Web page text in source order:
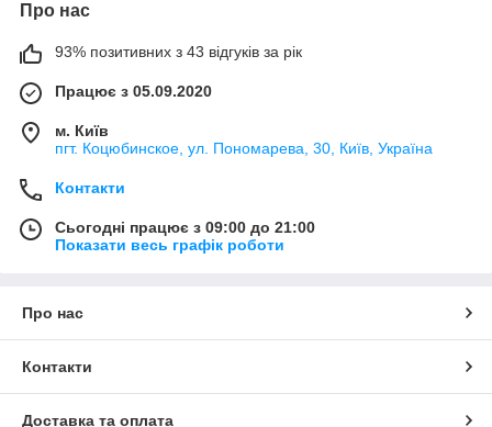
Про нас
93% позитивних з 43 відгуків за рік
Працює з 05.09.2020
м. Київ
пгт. Коцюбинское, ул. Пономарева, 30, Київ, Україна
Контакти
Сьогодні працює з 09:00 до 21:00
Показати весь графік роботи
Про нас
Контакти
Доставка та оплата